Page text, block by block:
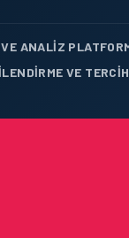
ANALIZ
VE